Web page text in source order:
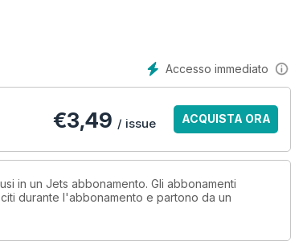
Accesso immediato
€3,49 / issue ACQUISTA ORA
in un Jets abbonamento. Gli abbonamenti
durante l'abbonamento e partono da un